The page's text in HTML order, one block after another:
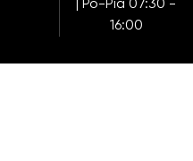
| Po-Pia 07:30 -
16:00